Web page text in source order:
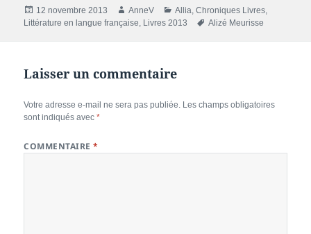
Publié
le
12 novembre 2013 Auteur
AnneV Catégories
Allia,Chroniques Livres,
Littérature en langue française, Livres 2013
Mots-
Alizé Meurisse
Laisser un commentaire
Votre adresse e-mail ne sera pas publiée. Les champs obligatoires
sont indiqués avec*
COMMENTAIRE*